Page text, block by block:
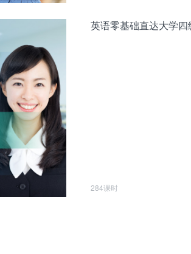
英语零基础直达大学四
284课时